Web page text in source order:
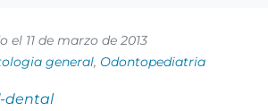
el 11 de marzo de 2013
general, Odontopediatria